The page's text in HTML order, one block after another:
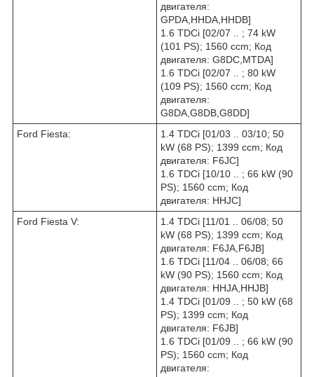
двигателя:
GPDA,HHDA,HHDB]
1.6 TDCi [02/07 .. ; 74 kW
(101 PS); 1560 ccm; Код
двигателя: G8DC,MTDA]
1.6 TDCi [02/07 .. ; 80 kW
(109 PS); 1560 ccm; Код
двигателя:
G8DA,G8DB,G8DD]
Ford Fiesta:
1.4 TDCi [01/03 .. 03/10; 50
kW (68 PS); 1399 ccm; Код
двигателя: F6JC]
1.6 TDCi [10/10 .. ; 66 kW (90
PS); 1560 ccm; Код
двигателя: HHJC]
Ford Fiesta V:
1.4 TDCi [11/01 .. 06/08; 50
kW (68 PS); 1399 ccm; Код
двигателя: F6JA,F6JB]
1.6 TDCi [11/04 .. 06/08; 66
kW (90 PS); 1560 ccm; Код
двигателя: HHJA,HHJB]
1.4 TDCi [01/09 .. ; 50 kW (68
PS); 1399 ccm; Код
двигателя: F6JB]
1.6 TDCi [01/09 .. ; 66 kW (90
PS); 1560 ccm; Код
двигателя: